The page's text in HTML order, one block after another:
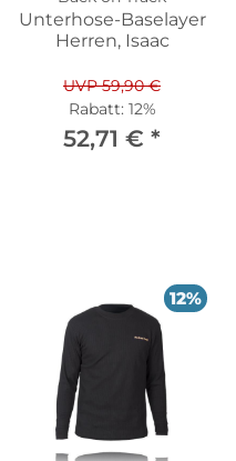
Unterhose-Baselayer
Herren, Isaac
UVP 59,90 €
Rabatt: 12%
52,71 € *
12%